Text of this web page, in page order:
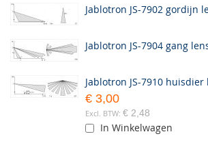
Jablotron JS-7902 gordijn
Jablotron JS-7904 gang
Jablotron JS-7910 huisdier
€ 3,00
€ 2,48
In Winkelwagen